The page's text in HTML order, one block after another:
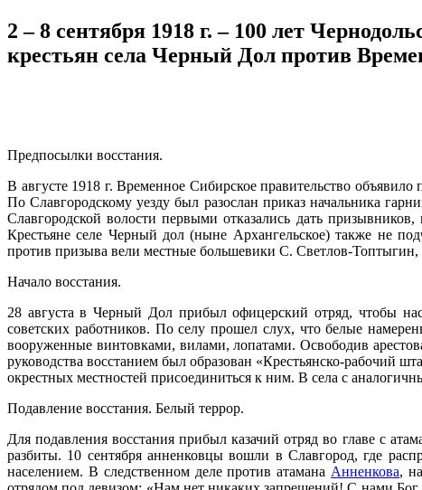
2 – 8 сентября 1918 г. – 100 лет
крестьян села Черный Дол против
Предпосылки восстания.
В августе 1918 г. Временное Сибирское правительство
По Славгородскому уезду был разослан приказ начальника
Славгородской волости первыми отказались дать
Крестьяне селе Черный дол (ныне Архангельское) также не
против призыва вели местные большевики С. Светлов-
Начало восстания.
28 августа в Черный Дол прибыл офицерский отряд, чтобы
советских работников. По селу прошел слух, что белые
вооруженные винтовками, вилами, лопатами. Освободив
руководства восстанием был образован «Крестьянско-рабочий
окрестных местностей присоединиться к ним. В села с
Подавление восстания. Белый террор.
Для подавления восстания прибыл казачий отряд во главе с
разбиты. 10 сентября анненковцы вошли в Славгород, где
населением. В следственном деле против атамана Анненкова,